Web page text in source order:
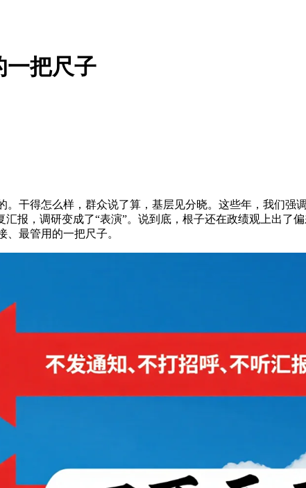
一把尺子
干得怎么样，群众说了算，基层见分晓。这些年，我们强
报，调研变成了“表演”。说到底，根子还在政绩观上出了
最管用的一把尺子。